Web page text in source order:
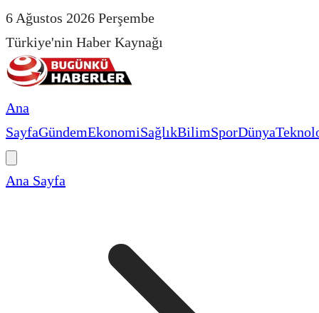
6 Ağustos 2026 Perşembe
Türkiye'nin Haber Kaynağı
Ana
SayfaGündemEkonomiSağlıkBilimSporDünya
Ana Sayfa